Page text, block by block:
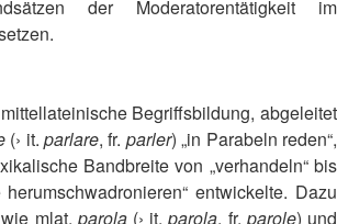
der Moderatorentätigkeit im
Begriffsbildung, abgeleitet
(› it.parlare, fr. parler) „in Parabeln reden“,
Bandbreite von „verhandeln“ bis
entwickelte. Dazu
mlat. parola(› it.parola, fr. parole) und